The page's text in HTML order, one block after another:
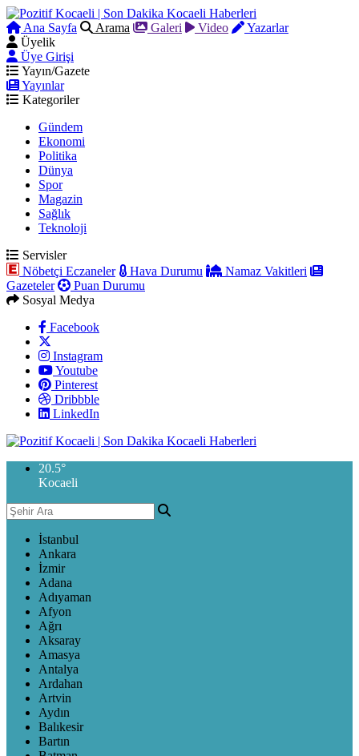
Ana Sayfa Arama Galeri Video
Yazarlar
Üyelik
Üye Girişi
Yayın/Gazete
Yayınlar
Kategoriler
Gündem
Ekonomi
Politika
Dünya
Spor
Magazin
Sağlık
Teknoloji
Servisler
Nöbetçi Eczaneler
Hava Durumu
Namaz Vakitleri
Gazeteler
Puan Durumu
Sosyal Medya
Facebook
Instagram
Youtube
Pinterest
Dribbble
LinkedIn
20.5°
Kocaeli
İstanbul
Ankara
İzmir
Adana
Adıyaman
Afyon
Ağrı
Aksaray
Amasya
Antalya
Ardahan
Artvin
Aydın
Balıkesir
Bartın